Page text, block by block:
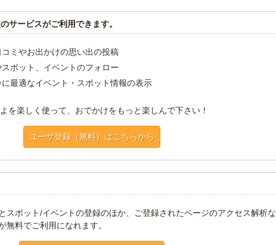
サービスがご利用できます。
ミやお出かけの思い出の投稿
ポット、イベントのフォロー
最適なイベント・スポット情報の表示
を楽しく使って、おでかけをもっと楽しんで下さい！
ユーザ登録（無料）はこちらから
スポット/イベントの登録のほか、ご登録されたページのアクセス解析な
無料でご利用になれます。